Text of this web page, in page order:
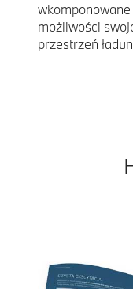
możliwości
przestrzeń